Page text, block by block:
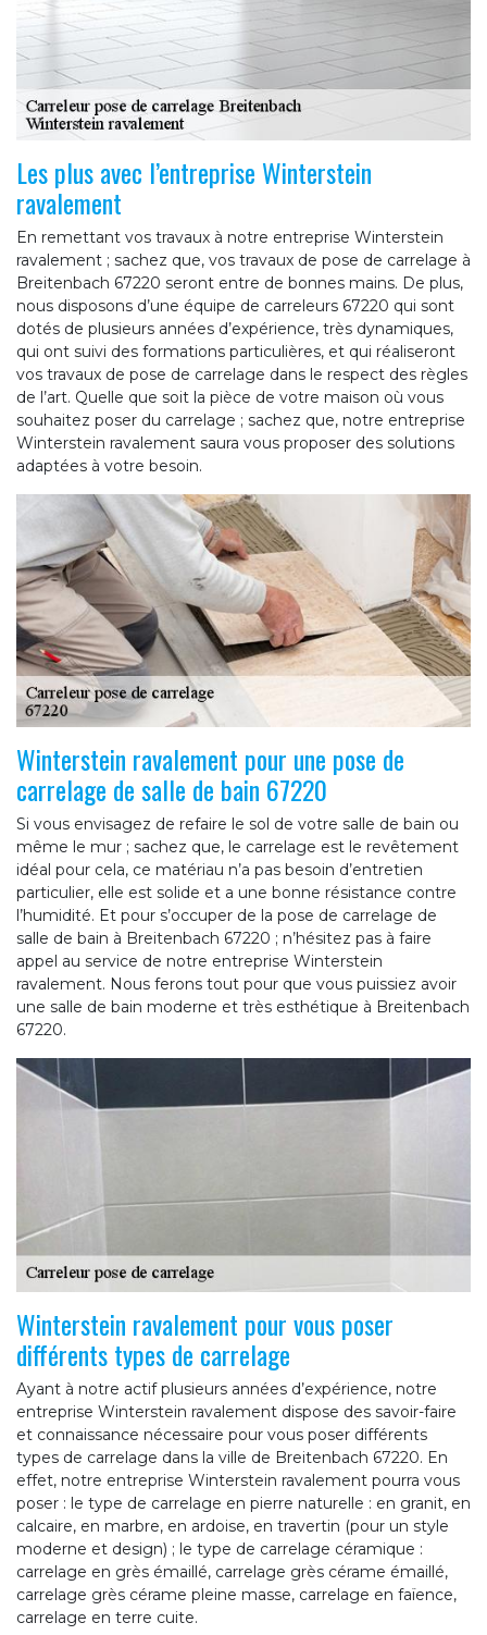
Les plus avec l’entreprise Winterstein
ravalement
En remettant vos travaux à notre entreprise Winterstein
ravalement ; sachez que, vos travaux de pose de carrelage à
Breitenbach 67220 seront entre de bonnes mains. De plus,
nous disposons d’une équipe de carreleurs 67220 qui sont
dotés de plusieurs années d’expérience, très dynamiques,
qui ont suivi des formations particulières, et qui réaliseront
vos travaux de pose de carrelage dans le respect des règles
de l’art. Quelle que soit la pièce de votre maison où vous
souhaitez poser du carrelage ; sachez que, notre entreprise
Winterstein ravalement saura vous proposer des solutions
adaptées à votre besoin.
Winterstein ravalement pour une pose de
carrelage de salle de bain 67220
Si vous envisagez de refaire le sol de votre salle de bain ou
même le mur ; sachez que, le carrelage est le revêtement
idéal pour cela, ce matériau n’a pas besoin d’entretien
particulier, elle est solide et a une bonne résistance contre
l’humidité. Et pour s’occuper de la pose de carrelage de
salle de bain à Breitenbach 67220 ; n’hésitez pas à faire
appel au service de notre entreprise Winterstein
ravalement. Nous ferons tout pour que vous puissiez avoir
une salle de bain moderne et très esthétique à Breitenbach
67220.
Winterstein ravalement pour vous poser
différents types de carrelage
Ayant à notre actif plusieurs années d’expérience, notre
entreprise Winterstein ravalement dispose des savoir-faire
et connaissance nécessaire pour vous poser différents
types de carrelage dans la ville de Breitenbach 67220. En
effet, notre entreprise Winterstein ravalement pourra vous
poser : le type de carrelage en pierre naturelle : en granit, en
calcaire, en marbre, en ardoise, en travertin (pour un style
moderne et design) ; le type de carrelage céramique :
carrelage en grès émaillé, carrelage grès cérame émaillé,
carrelage grès cérame pleine masse, carrelage en faïence,
carrelage en terre cuite.